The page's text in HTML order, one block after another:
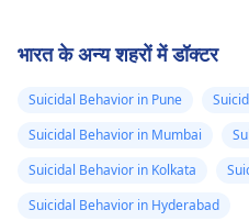
उनका दिमाग अराजकता
आकर्षित था और इन
प्रभावों के कारण उन्हें
पैनिक अटैक आया। ठीक
है, डॉक्टर, समाधान क्या
भारत के अन्य शहरों में डॉक्टर
Suicidal Behavior in Pune
Suicidal Behavior in Mumbai
Suicidal Behavior in Kolkata
Suicidal Behavior in Hyderabad